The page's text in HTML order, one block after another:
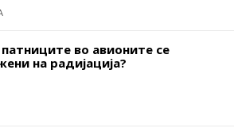
во авионите се
на радијација?